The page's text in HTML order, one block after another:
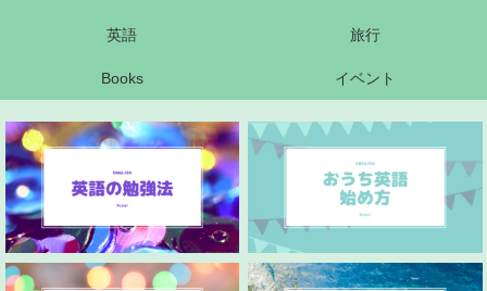
英語 旅行
Books イベント